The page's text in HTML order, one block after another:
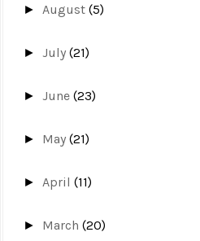
► August(5)
►July(21)
►June(23)
► May(21)
► April(11)
► March(20)